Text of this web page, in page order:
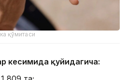
қўмитаси
кесимида қуйидагича: